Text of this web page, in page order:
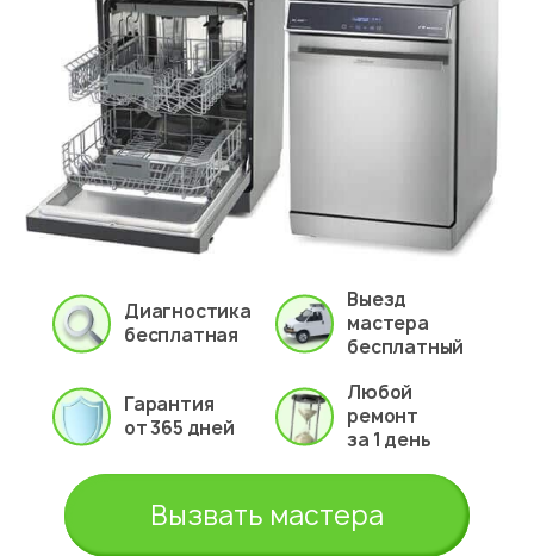
Диагностика
бесплатная
Выезд
мастера
бесплатный
Гарантия
от 365 дней
Любой
ремонт
за 1 день
Вызвать мастера